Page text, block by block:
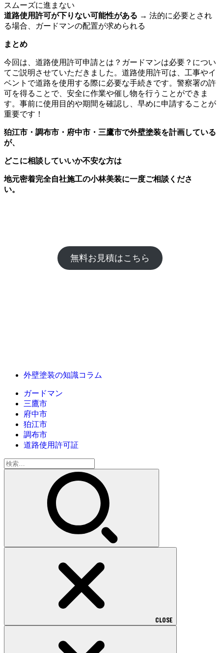
スムーズに進まない
道路使用許可が下りない可能性がある → 法的に必要とされ
る場合、ガードマンの配置が求められる
まとめ
今回は、 道路使用許可申請とは？ガードマンは必要？ につい
てご説明させていただきました。道路使用許可は、工事やイ
ベントで道路を使用する際に必要な手続きです。警察署の許
可を得ることで、安全に作業や催し物を行うことができま
す。事前に使用目的や期間を確認し、早めに申請することが
重要です！
狛江市・調布市・府中市・三鷹市で外壁塗装を計画している
が、
どこに相談していいか不安な方は
地元密着完全自社施工の小林美装に一度ご相談くださ
い。
無料お見積はこちら
外壁塗装の知識コラム
ガードマン
三鷹市
府中市
狛江市
調布市
道路使用許可証
検
索:
CLOSE